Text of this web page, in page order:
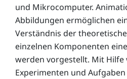
und Mikrocomputer.
Abbildungen ermöglichen
Verständnis der
einzelnen Komponenten
werden vorgestellt. Mit Hilfe
Experimenten und